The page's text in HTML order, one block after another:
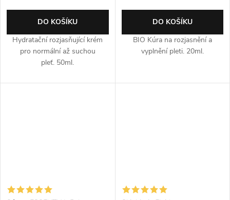
DO KOŠÍKU
Hydratační rozjasňující krém
pro normální až suchou
pleť. 50ml.
DO KOŠÍKU
BIO Kúra na rozjasnění a
vyplnění pleti. 20ml.